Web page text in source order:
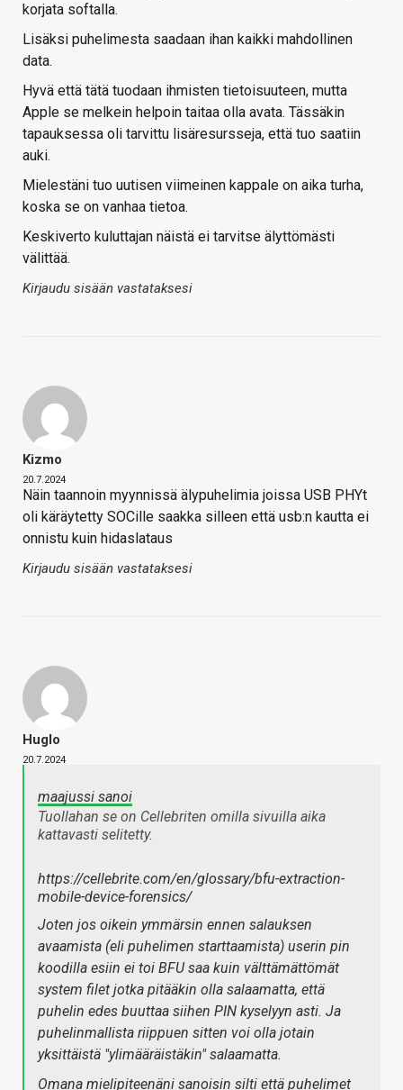
korjata softalla.
Lisäksi puhelimesta saadaan ihan kaikki mahdollinen
data.
Hyvä että tätä tuodaan ihmisten tietoisuuteen, mutta
Apple se melkein helpoin taitaa olla avata. Tässäkin
tapauksessa oli tarvittu lisäresursseja, että tuo saatiin
auki.
Mielestäni tuo uutisen viimeinen kappale on aika turha,
koska se on vanhaa tietoa.
Keskiverto kuluttajan näistä ei tarvitse älyttömästi
välittää.
Kirjaudu sisään vastataksesi
Kizmo
20.7.2024
Näin taannoin myynnissä älypuhelimia joissa USB PHYt
oli käräytetty SOCille saakka silleen että usb:n kautta ei
onnistu kuin hidaslataus
Kirjaudu sisään vastataksesi
Huglo
20.7.2024
maajussi sanoi
Tuollahan se on Cellebriten omilla sivuilla aika
kattavasti selitetty.
https://cellebrite.com/en/glossary/bfu-extraction-
mobile-device-forensics/
Joten jos oikein ymmärsin ennen salauksen
avaamista (eli puhelimen starttaamista) userin pin
koodilla esiin ei toi BFU saa kuin välttämättömät
system filet jotka pitääkin olla salaamatta, että
puhelin edes buuttaa siihen PIN kyselyyn asti. Ja
puhelinmallista riippuen sitten voi olla jotain
yksittäistä "ylimääräistäkin" salaamatta.
Omana mielipiteenäni sanoisin silti että puhelimet